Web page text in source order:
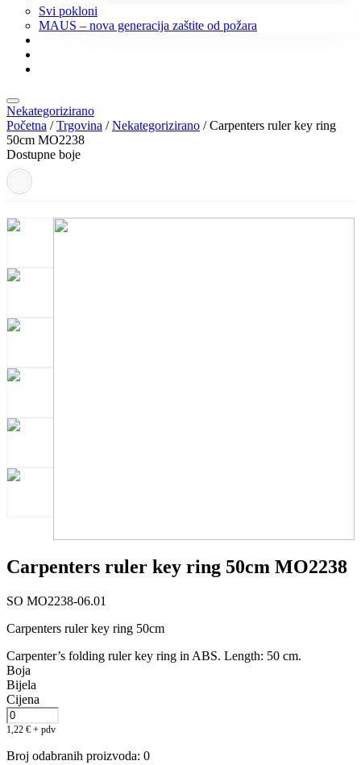
Svi pokloni
MAUS – nova generacija zaštite od požara
Nekategorizirano
Početna /Trgovina /Nekategorizirano / Carpenters ruler key ring
50cm MO2238
Dostupne boje
Carpenters ruler key ring 50cm MO2238
SO MO2238-06.01
Carpenters ruler key ring 50cm
Carpenter’s folding ruler key ring in ABS. Length: 50 cm.
Boja
Bijela
Cijena
1,22 € + pdv
Broj odabranih proizvoda: 0